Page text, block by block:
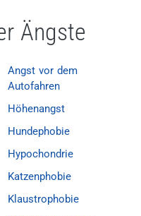
Ängste
Angst vor dem
Autofahren
Höhenangst
Hundephobie
Hypochondrie
Katzenphobie
Klaustrophobie